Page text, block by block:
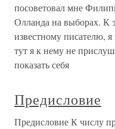
посоветовал мне
Олланда на выборах. К
известному писателю,
тут я к нему не
показать себя
Предисловие
Предисловие К числу